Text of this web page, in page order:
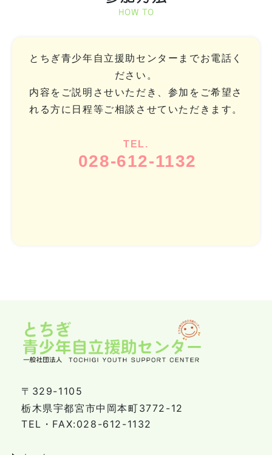
HOW TO
とちぎ青少年自立援助センターまでお電話く
ださい。
内容をご説明させいただき、参加をご希望さ
れる方に日程等ご相談させていただきます。
TEL.
028-612-1132
〒329-1105
栃木県宇都宮市中岡本町3772-12
TEL・FAX:028-612-1132